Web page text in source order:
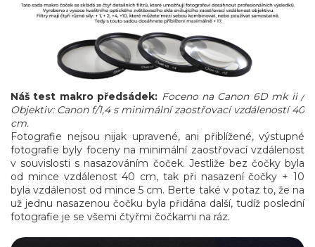
Náš test makro předsádek: Foceno na Canon 6D mk ii /
Objektiv: Canon f/1,4 s minimální zaostřovací vzdáleností 40
cm.
Fotografie nejsou nijak upravené, ani přiblížené, výstupné
fotografie byly foceny na minimální zaostřovací vzdálenost
v souvislosti s nasazováním čoček. Jestliže bez čočky byla
od mince vzdálenost 40 cm, tak při nasazení čočky + 10
byla vzdálenost od mince 5 cm. Berte také v potaz to, že na
už jednu nasazenou čočku byla přidána další, tudíž poslední
fotografie je se všemi čtyřmi čočkami na ráz.